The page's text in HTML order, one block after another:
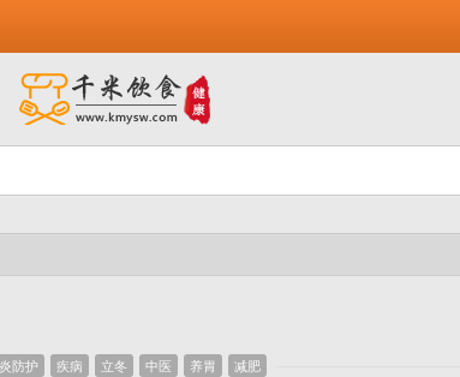
防护 疾病 立冬 中医 养胃 减肥